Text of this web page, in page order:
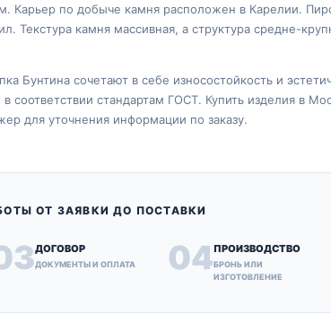
по добыче камня расположен в Карелии.
Текстура камня массивная, а структура средне-
Бунтина сочетают в себе износостойкость и
стандартам ГОСТ. Купить изделия в
для уточнения информации по заказу.
ОТ ЗАЯВКИ ДО ПОСТАВКИ
ДОГОВОР
ДОКУМЕНТЫ И ОПЛАТА 04ПРОИЗВОДСТВО
БРОНЬ ИЛИ
ИЗГОТОВЛЕНИЕ